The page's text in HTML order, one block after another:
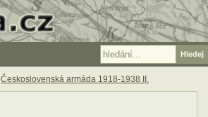
Československá armáda 1918-1938 II.